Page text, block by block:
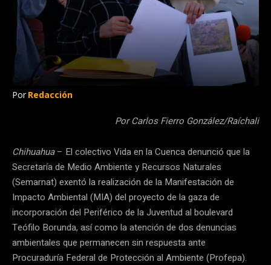
Por Redacción
Por Carlos Fierro González/Raíchali
Chihuahua– El colectivo Vida en la Cuenca denunció que la
Secretaría de Medio Ambiente y Recursos Naturales
(Semarnat) exentó la realización de la Manifestación de
Impacto Ambiental (MIA) del proyecto de la gaza de
incorporación del Periférico de la Juventud al boulevard
Teófilo Borunda, así como la atención de dos denuncias
ambientales que permanecen sin respuesta ante
Procuraduría Federal de Protección al Ambiente (Profepa).